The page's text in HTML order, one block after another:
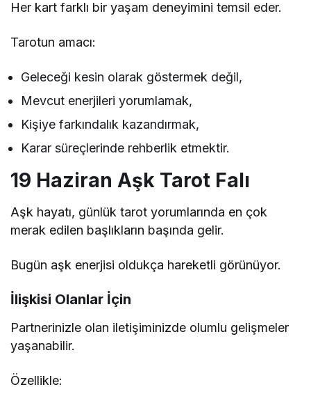
Her kart farklı bir yaşam deneyimini temsil eder.
Tarotun amacı:
Geleceği kesin olarak göstermek değil,
Mevcut enerjileri yorumlamak,
Kişiye farkındalık kazandırmak,
Karar süreçlerinde rehberlik etmektir.
19 Haziran Aşk Tarot Falı
Aşk hayatı, günlük tarot yorumlarında en çok
merak edilen başlıkların başında gelir.
Bugün aşk enerjisi oldukça hareketli görünüyor.
İlişkisi Olanlar İçin
Partnerinizle olan iletişiminizde olumlu gelişmeler
yaşanabilir.
Özellikle: